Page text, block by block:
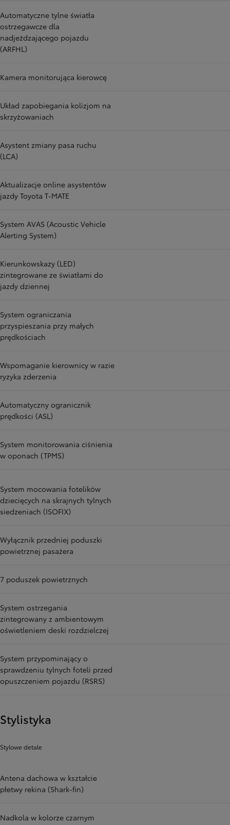
Automatyczne tylne światła
ostrzegawcze dla
nadjeżdzającego pojazdu
(ARFHL)
Kamera monitorująca kierowcę
Układ zapobiegania kolizjom na
skrzyżowaniach
Asystent zmiany pasa ruchu
(LCA)
Aktualizacje online asystentów
jazdy Toyota T-MATE
System AVAS (Acoustic Vehicle
Alerting System)
Kierunkowskazy (LED)
zintegrowane ze światłami do
jazdy dziennej
System ograniczania
przyspieszania przy małych
prędkościach
Wspomaganie kierownicy w razie
ryzyka zderzenia
Automatyczny ogranicznik
prędkości (ASL)
System monitorowania ciśnienia
w oponach (TPMS)
System mocowania fotelików
dziecięcych na skrajnych tylnych
siedzeniach (ISOFIX)
Wyłącznik przedniej poduszki
powietrznej pasażera
7 poduszek powietrznych
System ostrzegania
zintegrowany z ambientowym
oświetleniem deski rozdzielczej
System przypominający o
sprawdzeniu tylnych foteli przed
opuszczeniem pojazdu (RSRS)
Stylistyka
Stylowe detale
Antena dachowa w kształcie
płetwy rekina (Shark-fin)
Nadkola w kolorze czarnym